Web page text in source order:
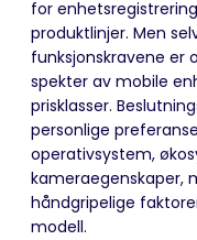
for
produktlinjer. Men
funksjonskravene
spekter av mobile
prisklasser.
personlige
operativsystem,
kameraegenskaper,
håndgripelige
modell.